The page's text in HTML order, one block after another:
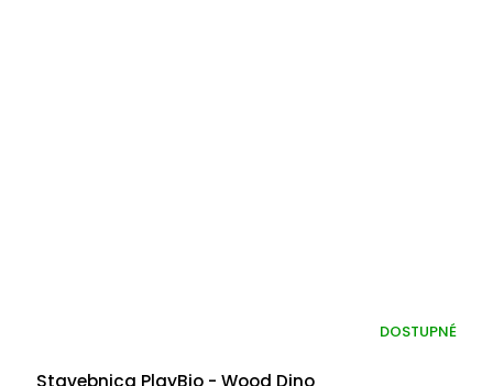
Stavebnica PlayBio - Wood Dino
DOSTUPNÉ